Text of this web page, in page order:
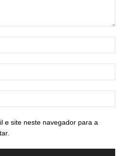
e site neste navegador para a